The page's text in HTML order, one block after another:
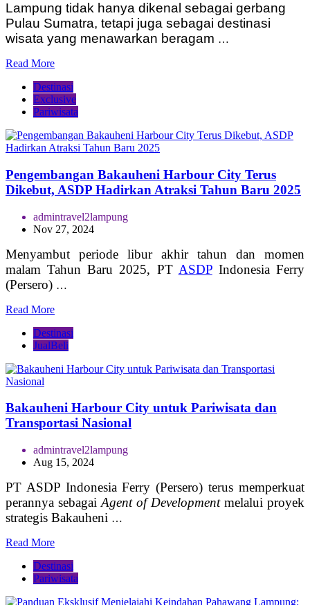
Lampung tidak hanya dikenal sebagai gerbang
Pulau Sumatra, tetapi juga sebagai destinasi
wisata yang menawarkan beragam …
Read More
Destinasi
Exclusive
Pariwisata
Pengembangan Bakauheni Harbour City Terus
Dikebut, ASDP Hadirkan Atraksi Tahun Baru 2025
admintravel2lampung
Nov 27, 2024
Menyambut periode libur akhir tahun dan momen
malam Tahun Baru 2025, PT ASDPIndonesia Ferry
(Persero) …
Read More
Destinasi
JualBeli
Bakauheni Harbour City untuk Pariwisata dan
Transportasi Nasional
admintravel2lampung
Aug 15, 2024
PT ASDP Indonesia Ferry (Persero) terus memperkuat
perannya sebagai Agent of Development melalui proyek
strategis Bakauheni …
Read More
Destinasi
Pariwisata